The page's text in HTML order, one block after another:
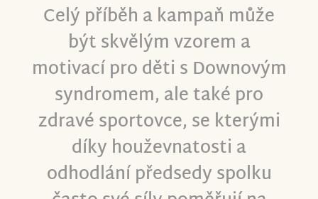
Celý příběh a kampaň může
být skvělým vzorem a
motivací pro děti s Downovým
syndromem, ale také pro
zdravé sportovce, se kterými
díky houževnatosti a
odhodlání předsedy spolku